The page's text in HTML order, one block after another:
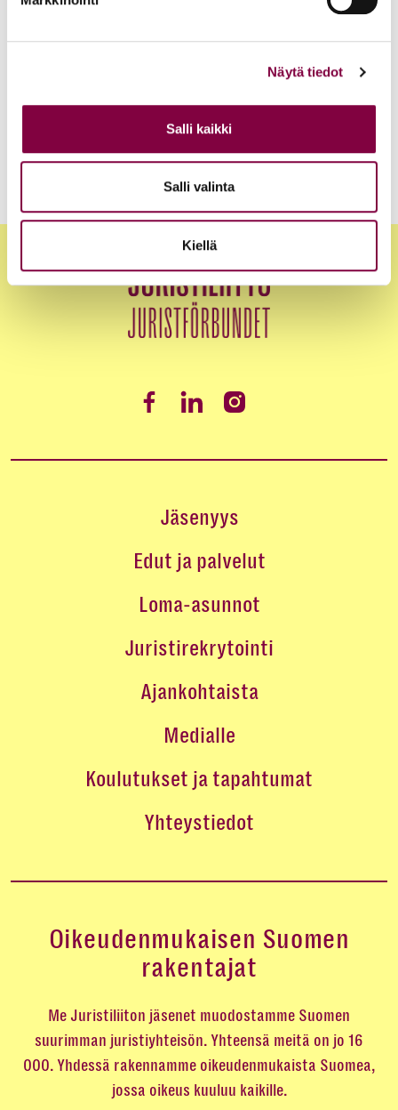
Näytä tiedot
Salli kaikki
Salli valinta
Kiellä
Artikkelien
sivutus
1 … 23 24
Jäsenyys
Edut ja palvelut
Loma-asunnot
Juristirekrytointi
Ajankohtaista
Medialle
Koulutukset ja tapahtumat
Yhteystiedot
Oikeudenmukaisen Suomen
rakentajat
Me Juristiliiton jäsenet muodostamme Suomen
suurimman juristiyhteisön. Yhteensä meitä on jo 16
000. Yhdessä rakennamme oikeudenmukaista Suomea,
jossa oikeus kuuluu kaikille.